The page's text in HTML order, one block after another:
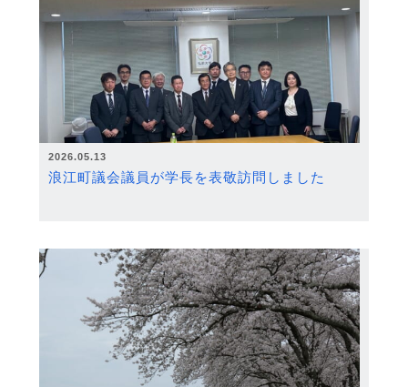
2026.05.13
浪江町議会議員が学長を表敬訪問しました